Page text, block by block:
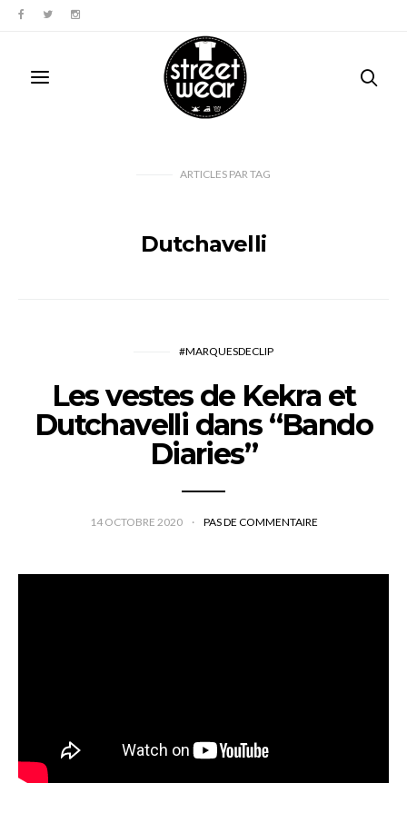
ARTICLES PAR TAG
Dutchavelli
#MARQUESDECLIP
Les vestes de Kekra et
Dutchavelli dans “Bando
Diaries”
14 OCTOBRE 2020 PAS DE COMMENTAIRE